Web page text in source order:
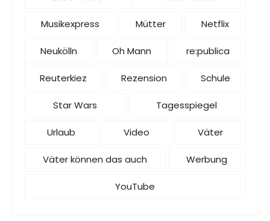
Musikexpress Mütter Netflix
Neukölln Oh Mann re:publica
Reuterkiez Rezension Schule
Star Wars Tagesspiegel
Urlaub Video Väter
Väter können das auch Werbung
YouTube